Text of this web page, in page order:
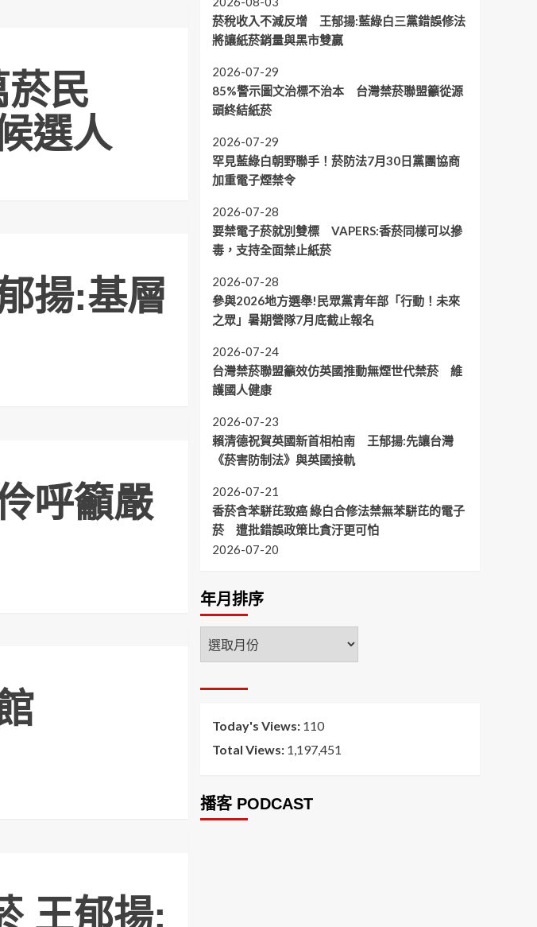
民
選人
揚:基層
呼籲嚴
王郁揚:
菸稅收入不減反增 王郁揚:藍綠白三黨錯誤修法
將讓紙菸銷量與黑市雙贏
2026-07-29
85%警示圖文治標不治本 台灣禁菸聯盟籲從源
頭終結紙菸
2026-07-29
罕見藍綠白朝野聯手！菸防法7月30日黨團協商
加重電子煙禁令
2026-07-28
要禁電子菸就別雙標 VAPERS:香菸同樣可以摻
毒，支持全面禁止紙菸
2026-07-28
參與2026地方選舉!民眾黨青年部「行動！未來
之眾」暑期營隊7月底截止報名
2026-07-24
台灣禁菸聯盟籲效仿英國推動無煙世代禁菸 維
護國人健康
2026-07-23
賴清德祝賀英國新首相柏南 王郁揚:先讓台灣
《菸害防制法》與英國接軌
2026-07-21
香菸含苯駢芘致癌 綠白合修法禁無苯駢芘的電子
菸 遭批錯誤政策比貪汙更可怕
2026-07-20
年月排序
年
月
序
Today's Views: 110
Total Views: 1,197,451
播客 PODCAST